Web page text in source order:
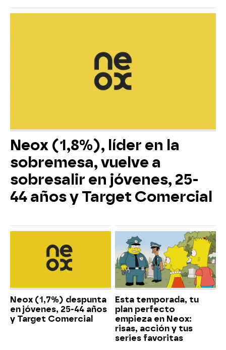
Neox (1,8%), líder en la
sobremesa, vuelve a
sobresalir en jóvenes, 25-
44 años y Target Comercial
Neox (1,7%) despunta
en jóvenes, 25-44 años
y Target Comercial
Esta temporada, tu
plan perfecto
empieza en Neox:
risas, acción y tus
series favoritas